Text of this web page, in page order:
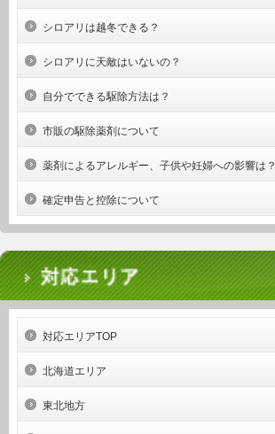
シロアリは越冬できる？
シロアリに天敵はいないの？
自分でできる駆除方法は？
市販の駆除薬剤について
薬剤によるアレルギー、子供や妊婦への影響は？
確定申告と控除について
対応エリアTOP
北海道エリア
東北地方